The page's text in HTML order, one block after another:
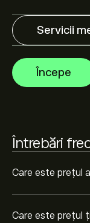
Servicii
Începe
Întrebări
Care este prețul
Care este prețul
Analiștii oferă
bazate pe
creșterea